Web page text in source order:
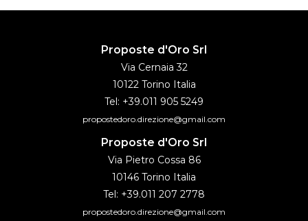
Proposte d'Oro Srl
Via Cernaia 32
10122 Torino Italia
Tel: +39.011 905 5249
propostedoro.direzione@gmail.com
Proposte d'Oro Srl
Via Pietro Cossa 86
10146 Torino Italia
Tel: +39.011 207 2778
propostedoro.direzione@gmail.com